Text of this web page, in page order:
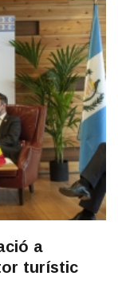
a
turístic